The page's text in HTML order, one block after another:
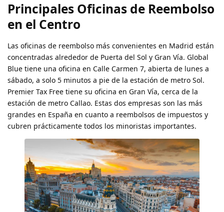
Principales Oficinas de Reembolso
en el Centro
Las oficinas de reembolso más convenientes en Madrid están
concentradas alrededor de Puerta del Sol y Gran Vía. Global
Blue tiene una oficina en Calle Carmen 7, abierta de lunes a
sábado, a solo 5 minutos a pie de la estación de metro Sol.
Premier Tax Free tiene su oficina en Gran Vía, cerca de la
estación de metro Callao. Estas dos empresas son las más
grandes en España en cuanto a reembolsos de impuestos y
cubren prácticamente todos los minoristas importantes.